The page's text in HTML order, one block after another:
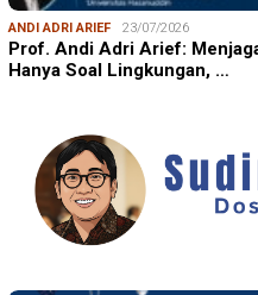
ANDI ADRI ARIEF 23/07/2026
Prof. Andi Adri Arief:
Hanya Soal Lingkungan, …